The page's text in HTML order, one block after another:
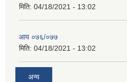
मिति: 04/18/2021 - 13:02
आय ०७६/०७७
मिति: 04/18/2021 - 13:02
अन्य